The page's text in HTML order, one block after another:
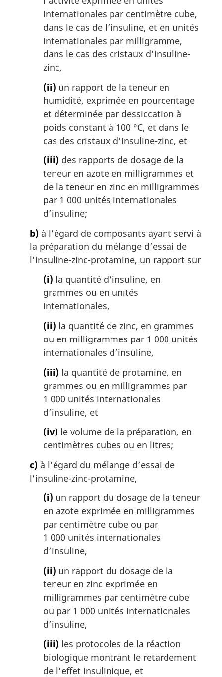
internationales par centimètre cube,
dans le cas de l’insuline, et en unités
internationales par milligramme,
dans le cas des cristaux d’insuline-
zinc,
(ii) un rapport de la teneur en
humidité, exprimée en pourcentage
et déterminée par dessiccation à
poids constant à 100 °C, et dans le
cas des cristaux d’insuline-zinc, et
(iii) des rapports de dosage de la
teneur en azote en milligrammes et
de la teneur en zinc en milligrammes
par 1 000 unités internationales
d’insuline;
b) à l’égard de composants ayant servi à
la préparation du mélange d’essai de
l’insuline-zinc-protamine, un rapport sur
(i) la quantité d’insuline, en
grammes ou en unités
internationales,
(ii) la quantité de zinc, en grammes
ou en milligrammes par 1 000 unités
internationales d’insuline,
(iii) la quantité de protamine, en
grammes ou en milligrammes par
1 000 unités internationales
d’insuline, et
(iv) le volume de la préparation, en
centimètres cubes ou en litres;
c) à l’égard du mélange d’essai de
l’insuline-zinc-protamine,
(i) un rapport du dosage de la teneur
en azote exprimée en milligrammes
par centimètre cube ou par
1 000 unités internationales
d’insuline,
(ii) un rapport du dosage de la
teneur en zinc exprimée en
milligrammes par centimètre cube
ou par 1 000 unités internationales
d’insuline,
(iii) les protocoles de la réaction
biologique montrant le retardement
de l’effet insulinique, et